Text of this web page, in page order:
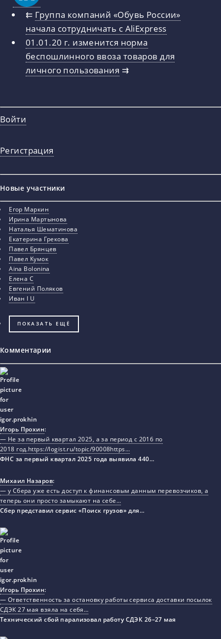
⇇ Группа компаний «Обувь России»
начала сотрудничать с AliExpress
01.01.20 г. изменится норма
беспошлинного ввоза товаров для
личного пользования ⇉
Войти
Регистрация
Новые участники
Егор Маркин
Ирина Мартынова
Наталья Шематинова
Екатерина Грекова
Павел Брянцев
Павел Кумок
Aina Bolonina
Елена С
Евгений Поляков
Иван I U
ПОКАЗАТЬ ЕЩЁ
Комментарии
Игорь Прохин:
— Не за первый квартал 2025, а за период с 2016 по
2018 год.https://logist.ru/topic/90008https…
ФНС за первый квартал 2025 года выявила 440…
Михаил Назаров:
— у Сбера уже есть доступ к финансовым данным перевозчиков, а
теперь они просто замыкают на себе…
Сбер представил сервис «Поиск грузов» для…
Игорь Прохин:
— Ответственность за остановку работы сервиса доставки посылок
СДЭК 27 мая взяла на себя…
Технический сбой парализовал работу СДЭК 26–27 мая